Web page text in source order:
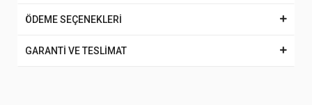
ÖDEME SEÇENEKLERİ
GARANTİ VE TESLİMAT